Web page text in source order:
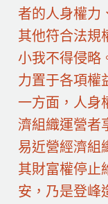
者的人身權力
其他符合法規
小我不得侵略
力置于各項權
一方面，人身
濟組織運營者
易近營經濟組
其財富權停止
安，乃是登峰